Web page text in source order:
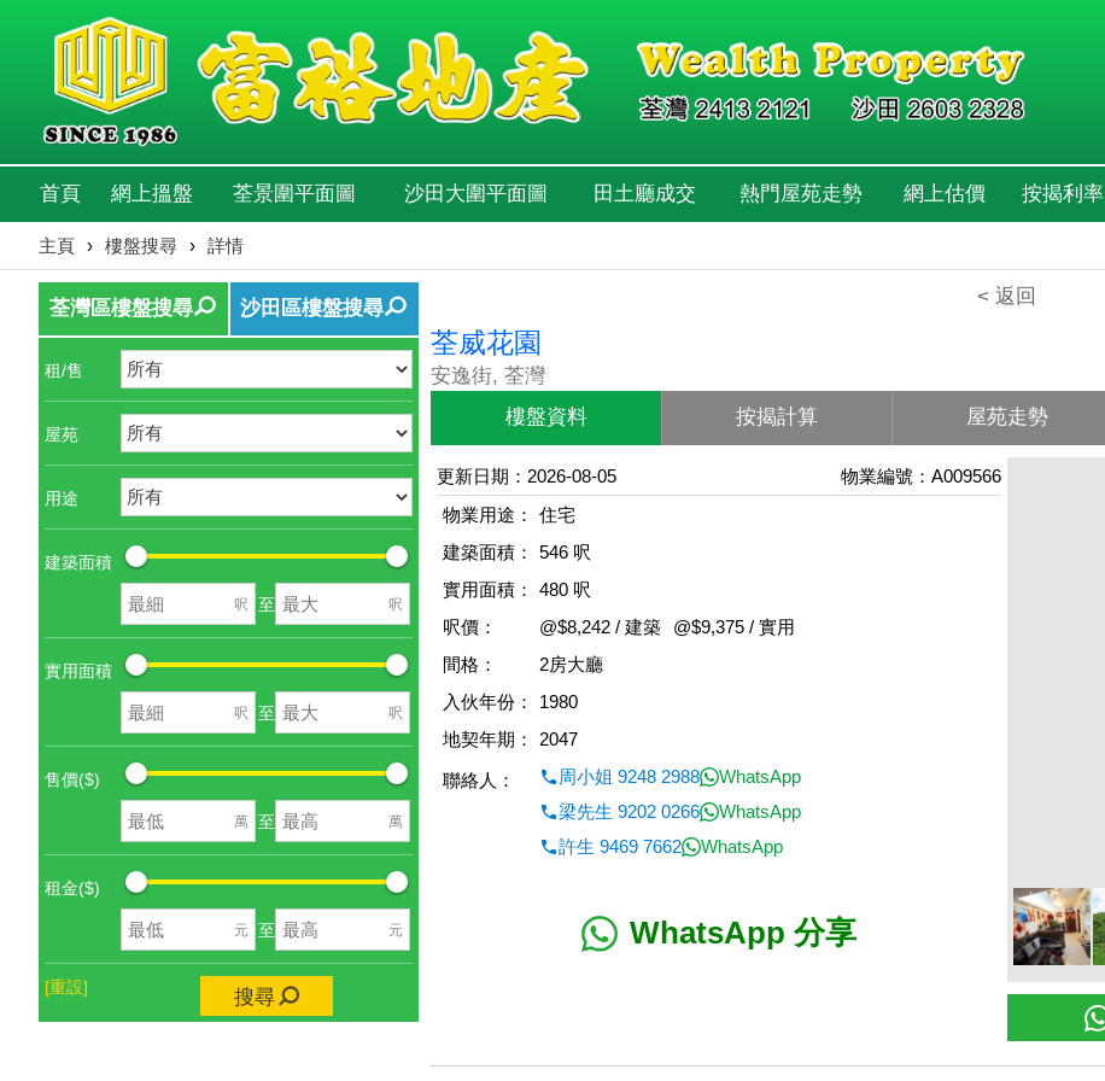
首頁 網上搵盤 荃景圍平面圖 沙田大圍平面圖 田土廳成交 熱門屋苑走勢 網上估價 按揭利率
主頁 › 樓盤搜尋 › 詳情
荃灣區樓盤搜尋 沙田區樓盤搜尋
租/售
屋苑
用途
建築面積
呎 至 呎
實用面積
呎 至 呎
售價($)
萬 至 萬
租金($)
元 至 元
[重設] 搜尋
< 返回
荃威花園
安逸街, 荃灣
樓盤資料 按揭計算 屋苑走勢
更新日期：2026-08-05
物業編號：A009566
物業用途：
住宅
建築面積：
546 呎
實用面積：
480 呎
呎價：
@$8,242 / 建築
@$9,375 / 實用
間格：
2房大廳
入伙年份：
1980
地契年期：
2047
聯絡人：
周小姐 9248 2988
WhatsApp
梁先生 9202 0266
WhatsApp
許生 9469 7662
WhatsApp
WhatsApp 分享